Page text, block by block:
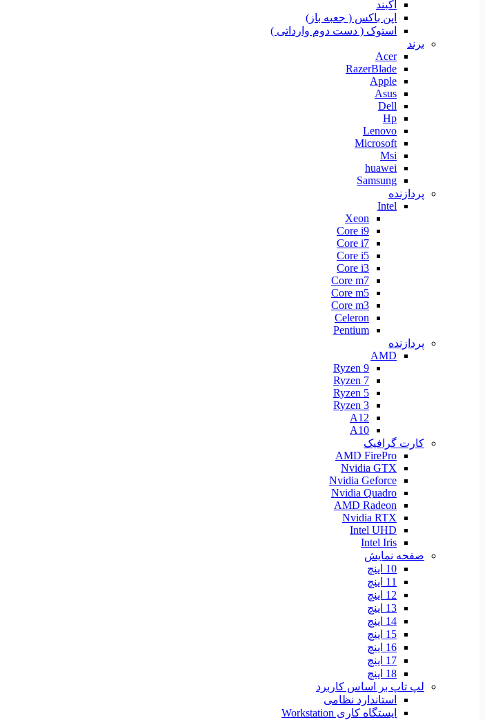
آکبند
اپن باکس ( جعبه باز)
استوک ( دست دوم وارداتی )
برند
Acer
RazerBlade
Apple
Asus
Dell
Hp
Lenovo
Microsoft
Msi
huawei
Samsung
پردازنده
Intel
Xeon
Core i9
Core i7
Core i5
Core i3
Core m7
Core m5
Core m3
Celeron
Pentium
پردازنده
AMD
Ryzen 9
Ryzen 7
Ryzen 5
Ryzen 3
A12
A10
کارت گرافیک
AMD FirePro
Nvidia GTX
Nvidia Geforce
Nvidia Quadro
AMD Radeon
Nvidia RTX
Intel UHD
Intel Iris
صفحه نمایش
10 اینچ
11 اینچ
12 اینچ
13 اینچ
14 اینچ
15 اینچ
16 اینچ
17 اینچ
18 اینچ
لپ تاپ بر اساس کاربرد
استاندارد نظامی
ایستگاه کاری Workstation